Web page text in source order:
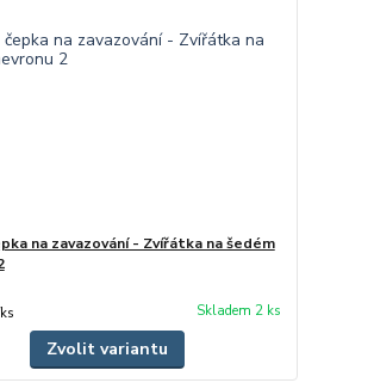
na zavazování - Zvířátka na šedém
ks Skladem 2 ks
Zvolit variantu